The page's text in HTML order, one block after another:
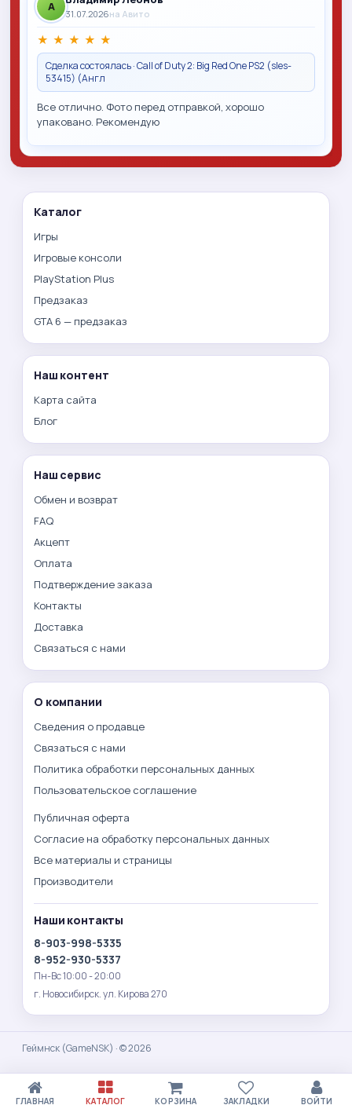
A
31.07.2026на Авито
★ ★ ★ ★ ★
Сделка состоялась · Call of Duty 2: Big Red One PS2 (sles-
53415) (Англ
Все отлично. Фото перед отправкой, хорошо
упаковано. Рекомендую
Каталог
Игры
Игровые консоли
PlayStation Plus
Предзаказ
GTA 6 — предзаказ
Наш контент
Карта сайта
Блог
Наш сервис
Обмен и возврат
FAQ
Акцепт
Оплата
Подтверждение заказа
Контакты
Доставка
Связаться с нами
О компании
Сведения о продавце
Связаться с нами
Политика обработки персональных данных
Пользовательское соглашение
Публичная оферта
Согласие на обработку персональных данных
Все материалы и страницы
Производители
Наши контакты
8-903-998-5335
8-952-930-5337
Пн-Вс 10:00 - 20:00
г. Новосибирск. ул. Кирова 270
Геймнск (GameNSK) · © 2026
ГЛАВНАЯ КАТАЛОГ КОРЗИНА ЗАКЛАДКИ ВОЙТИ